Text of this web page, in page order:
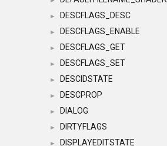
► DESCFLAGS_DESC
► DESCFLAGS_ENABLE
► DESCFLAGS_GET
► DESCFLAGS_SET
► DESCIDSTATE
► DESCPROP
► DIALOG
► DIRTYFLAGS
► DISPLAYEDITSTATE